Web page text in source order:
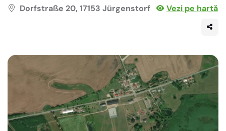
Dorfstraße 20, 17153 Jürgenstorf Vezi pe hartă